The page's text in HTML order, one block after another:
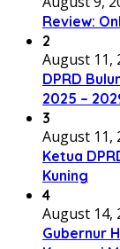
Review:
2
August 11,
DPRD
2025 –
3
August 11,
Ketua
Kuning
4
August 14,
Gubernur